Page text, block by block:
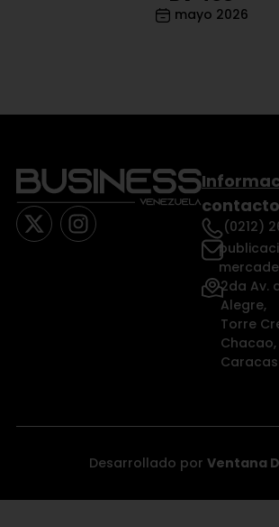
mayo 2026
contacto
(0212)
2da Av.
Alegre,
Torre
Chacao,
Caracas
Desarrollado por Ventana